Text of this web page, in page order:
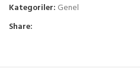
Kategoriler: Genel
Share: